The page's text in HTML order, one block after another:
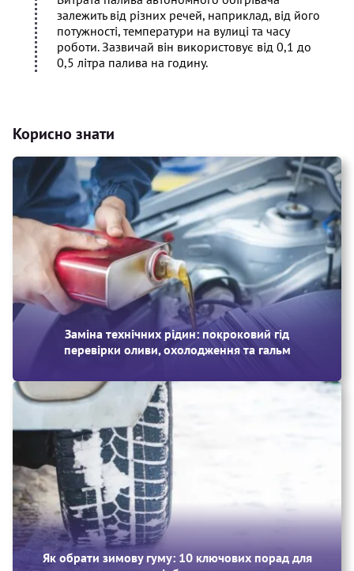
залежить від різних речей, наприклад, від його
потужності, температури на вулиці та часу
роботи. Зазвичай він використовує від 0,1 до
0,5 літра палива на годину.
Корисно знати
Заміна технічних рідин: покроковий гід
перевірки оливи, охолодження та гальм
Як обрати зимову гуму: 10 ключових порад для